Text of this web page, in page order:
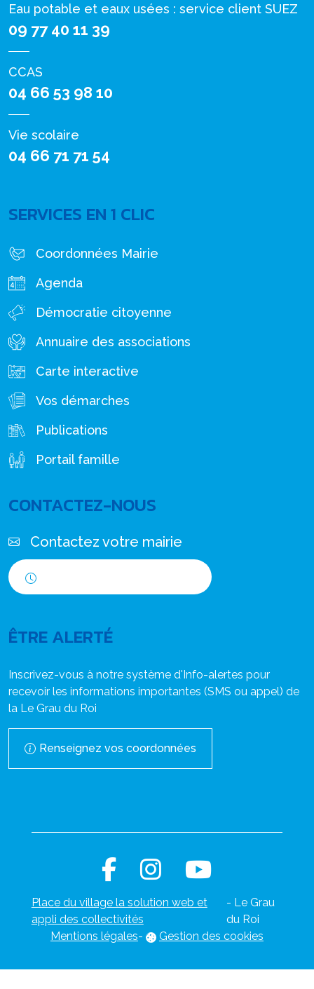
Eau potable et eaux usées : service client SUEZ
09 77 40 11 39
CCAS
04 66 53 98 10
Vie scolaire
04 66 71 71 54
SERVICES EN 1 CLIC
Coordonnées Mairie
Agenda
Démocratie citoyenne
Annuaire des associations
Carte interactive
Vos démarches
Publications
Portail famille
CONTACTEZ-NOUS
Contactez votre mairie
ÊTRE ALERTÉ
Inscrivez-vous à notre système d'Info-alertes pour
recevoir les informations importantes (SMS ou appel) de
la Le Grau du Roi
Renseignez vos coordonnées
Place du village la solution web et
appli des collectivités
- Le Grau
du Roi
Mentions légales- Gestion des cookies